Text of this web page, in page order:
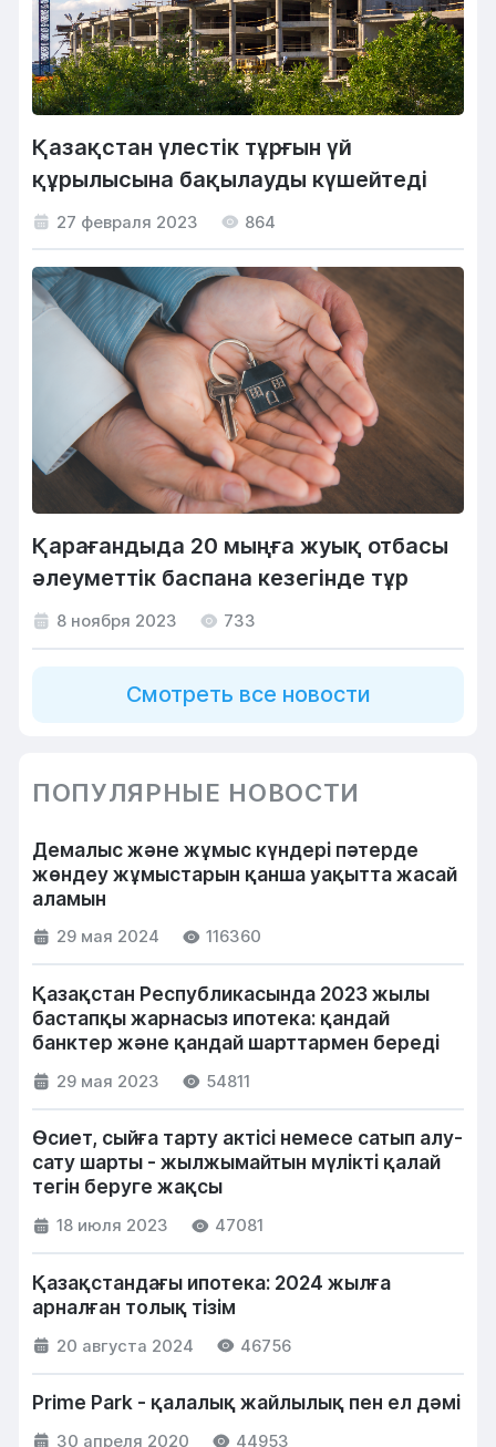
Қазақстан үлестік тұрғын үй
құрылысына бақылауды күшейтеді
27 февраля 2023 864
Қарағандыда 20 мыңға жуық отбасы
әлеуметтік баспана кезегінде тұр
8 ноября 2023 733
Смотреть все новости
ПОПУЛЯРНЫЕ НОВОСТИ
Демалыс және жұмыс күндері пәтерде
жөндеу жұмыстарын қанша уақытта жасай
аламын
29 мая 2024 116360
Қазақстан Республикасында 2023 жылы
бастапқы жарнасыз ипотека: қандай
банктер және қандай шарттармен береді
29 мая 2023 54811
Өсиет, сыйға тарту актісі немесе сатып алу-
сату шарты - жылжымайтын мүлікті қалай
тегін беруге жақсы
18 июля 2023 47081
Қазақстандағы ипотека: 2024 жылға
арналған толық тізім
20 августа 2024 46756
Prime Park - қалалық жайлылық пен ел дәмі
30 апреля 2020 44953